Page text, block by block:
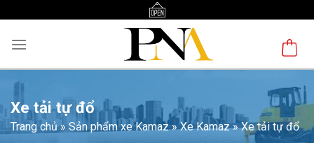
content
Xe tải tự đổ
Trang chủ» Sản phẩm xe Kamaz»Xe Kamaz»Xe tải tự đổ